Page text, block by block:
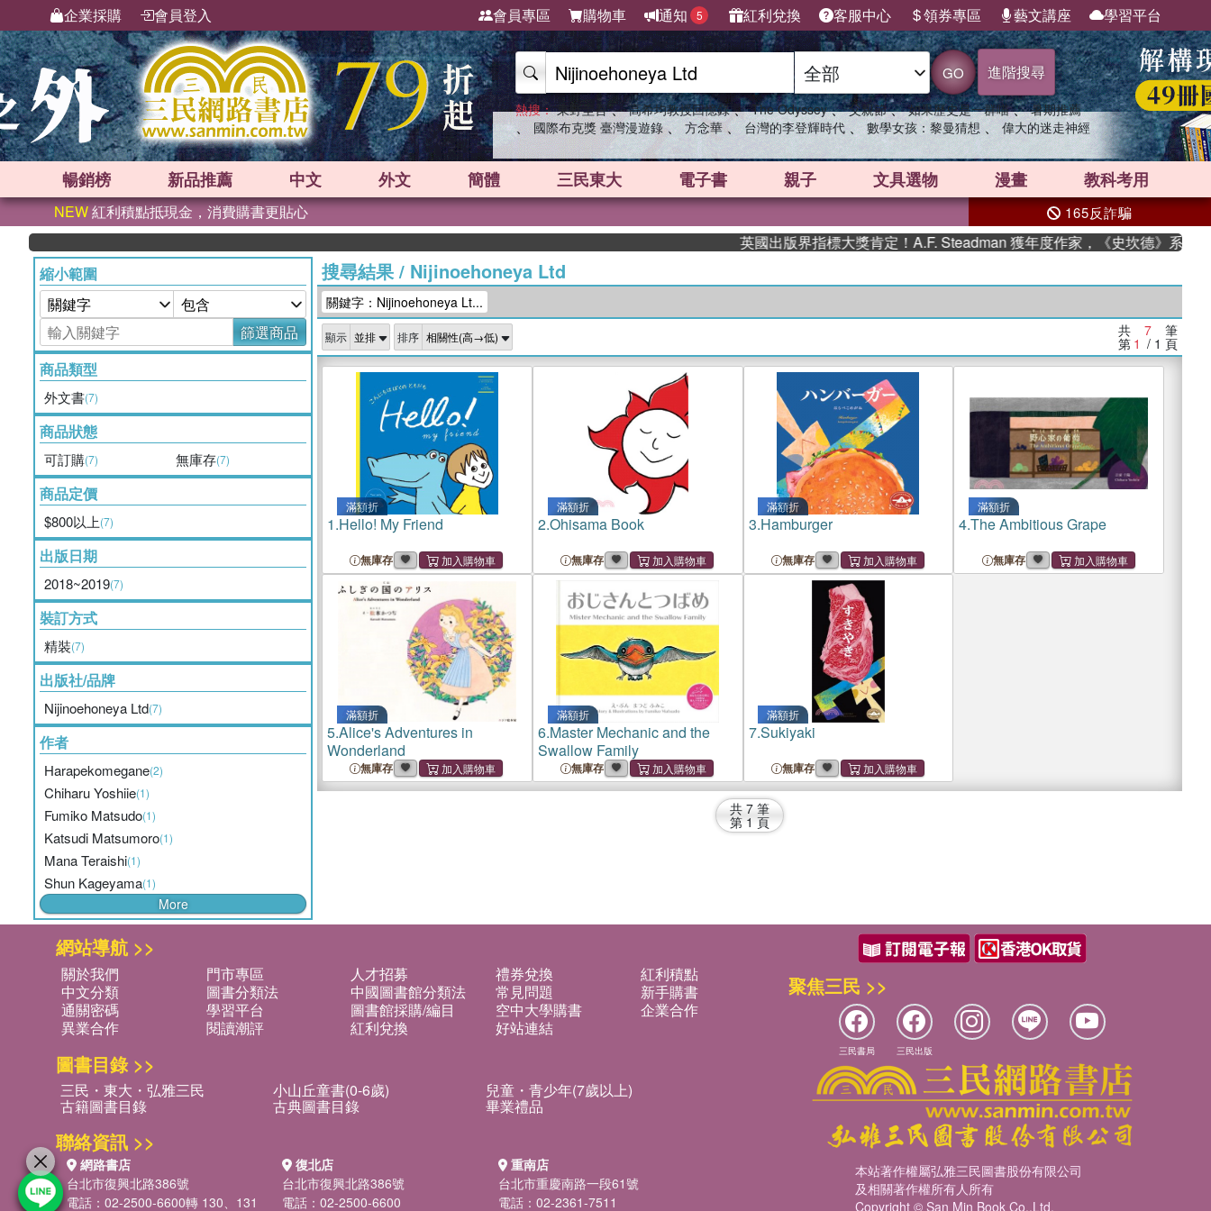
企業採購 會員登入 會員專區 購物車 通知 5 紅利兌換 客服中心 領券專區 藝文講座 學習平台
GO 進階搜尋
熱搜： 東野圭吾 、 高希均教授回憶錄 、 The Odyssey 、 父親節 、 如果歷史是一群喵 、 暑期推薦
、 國際布克獎 臺灣漫遊錄 、 方念華 、 台灣的李登輝時代 、 數學女孩：黎曼猜想 、 偉大的迷走神經
暢銷榜 新品推薦 中文 外文 簡體 三民東大 電子書 親子 文具選物 漫畫 教科考用
NEW紅利積點抵現金，消費購書更貼心 165反詐騙
英國出版界指標大獎肯定！A.F. Steadman 獲年度作家，《史坎德》系列帶你
縮小範圍
篩選商品
商品類型
外文書(7)
商品狀態
可訂購(7) 無庫存(7)
商品定價
$800以上(7)
出版日期
2018~2019(7)
裝訂方式
精裝(7)
出版社/品牌
Nijinoehoneya Ltd(7)
作者
Harapekomegane(2)
Chiharu Yoshiie(1)
Fumiko Matsudo(1)
Katsudi Matsumoro(1)
Mana Teraishi(1)
Shun Kageyama(1)
More
搜尋結果/ Nijinoehoneya Ltd
關鍵字：Nijinoehoneya Lt...
顯示 排序 共 7 筆
第 1 / 1 頁
滿額折
1.Hello! My Friend
無庫存
滿額折
2.Ohisama Book
無庫存
滿額折
3.Hamburger
無庫存
滿額折
4.The Ambitious Grape
無庫存
滿額折
5.Alice's Adventures in
Wonderland
無庫存
滿額折
6.Master Mechanic and the
Swallow Family
無庫存
滿額折
7.Sukiyaki
無庫存
共 7 筆
第 1 頁
網站導航 >>
關於我們 門市專區 人才招募 禮券兌換
紅利積點
中文分類
圖書分類法 中國圖書館分類法 常見問題
新手購書
通關密碼
學習平台 圖書館採購/編目 空中大學購書
企業合作
異業合作
閱讀潮評 紅利兌換 好站連結
圖書目錄 >>
三民・東大・弘雅三民 小山丘童書(0-6歲) 兒童・青少年(7歲以上)
古籍圖書目錄 古典圖書目錄 畢業禮品
聯絡資訊 >>
網路書店
台北市復興北路386號
電話：02-2500-6600轉 130、131
復北店
台北市復興北路386號
電話：02-2500-6600
重南店
台北市重慶南路一段61號
電話：02-2361-7511
聚焦三民 >>
三民書局 三民出版
本站著作權屬弘雅三民圖書股份有限公司
及相關著作權所有人所有
Copyright © San Min Book Co.,Ltd.